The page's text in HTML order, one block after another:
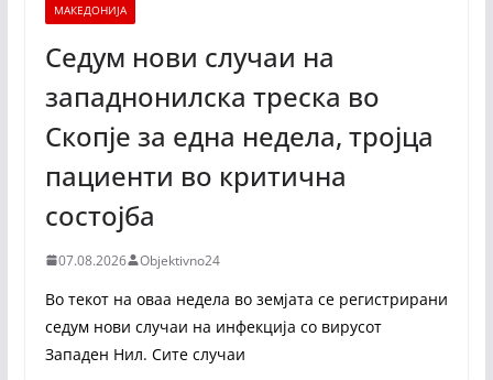
МАКЕДОНИЈА
Седум нови случаи на
западнонилска треска во
Скопје за една недела, тројца
пациенти во критична
состојба
07.08.2026 Objektivno24
Во текот на оваа недела во земјата се регистрирани
седум нови случаи на инфекција со вирусот
Западен Нил. Сите случаи